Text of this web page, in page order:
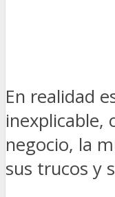
En realidad
inexplicable,
negocio, la
sus trucos y